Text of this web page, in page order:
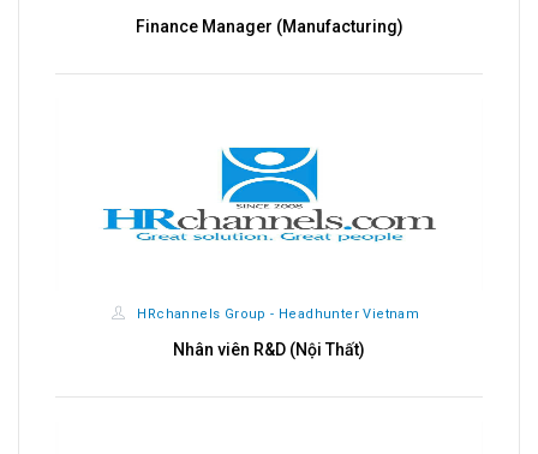
Finance Manager (Manufacturing)
HRchannels Group - Headhunter Vietnam
Nhân viên R&D (Nội Thất)